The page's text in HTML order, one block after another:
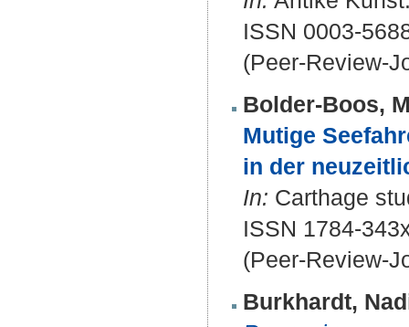
ISSN 0003-
(Peer-Review-
Bolder-Boos,
Mutige
in der
In: Carthage
ISSN 1784-
(Peer-Review-
Burkhardt,